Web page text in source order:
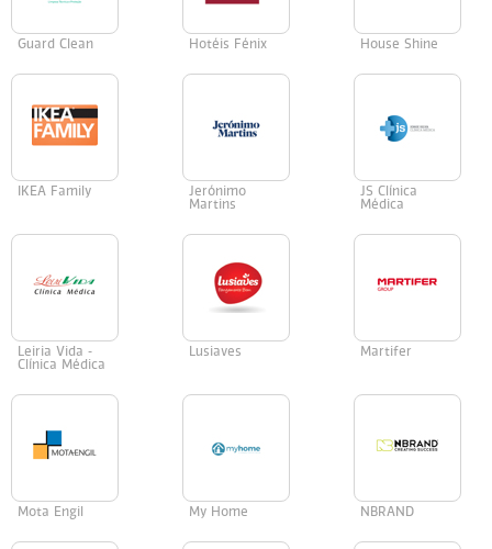
Guard Clean Hotéis Fénix House Shine
IKEA Family
Jerónimo
Martins
JS Clínica
Médica
Leiria Vida -
Clínica Médica
Lusiaves Martifer
Mota Engil My Home NBRAND